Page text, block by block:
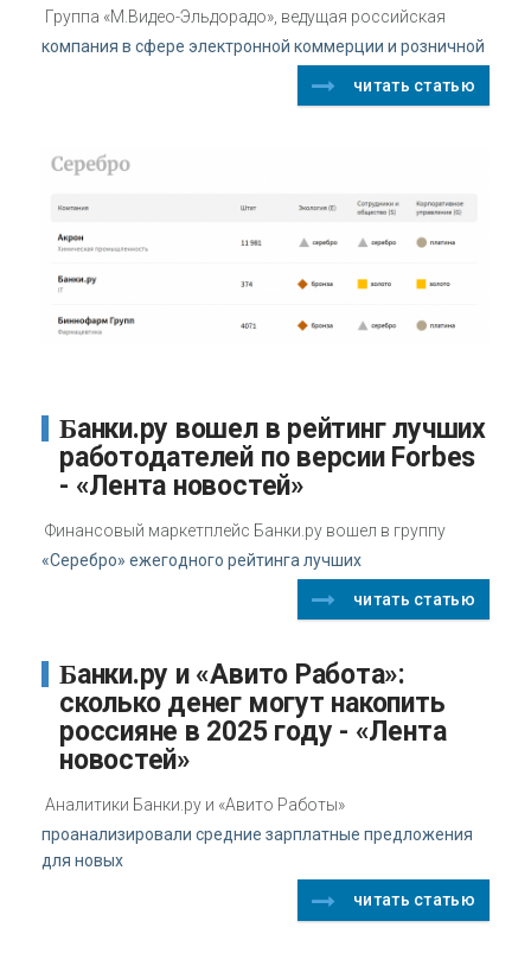
Группа «М.Видео-Эльдорадо», ведущая российская
компания в сфере электронной коммерции и розничной
читать статью
Банки.ру вошел в рейтинг лучших
работодателей по версии Forbes
- «Лента новостей»
Финансовый маркетплейс Банки.ру вошел в группу
«Серебро» ежегодного рейтинга лучших
читать статью
Банки.ру и «Авито Работа»:
сколько денег могут накопить
россияне в 2025 году - «Лента
новостей»
Аналитики Банки.ру и «Авито Работы»
проанализировали средние зарплатные предложения
для новых
читать статью